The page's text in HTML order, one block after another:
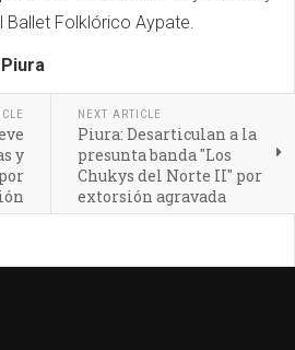
Ballet Folklórico Aypate.
y
NEXT ARTICLE
Piura: Desarticulan a la
presunta banda "Los
Chukys del Norte II" por
extorsión agravada